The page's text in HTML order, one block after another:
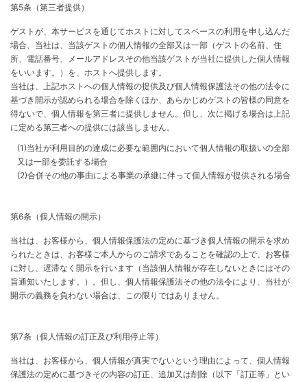
第5条（第三者提供）
ゲストが、本サービスを通じてホストに対してスペースの利用を申し込んだ
場合、当社は、当該ゲストの個人情報の全部又は一部（ゲストの名前、住
所、電話番号、メールアドレスその他当該ゲストが当社に提供した個人情報
をいいます。）を、ホストへ提供します。
当社は、上記ホストへの個人情報の提供及び個人情報保護法その他の法令に
基づき開示が認められる場合を除くほか、あらかじめゲストの皆様の同意を
得ないで、個人情報を第三者に提供しません。但し、次に掲げる場合は上記
に定める第三者への提供には該当しません。
(1)当社が利用目的の達成に必要な範囲内において個人情報の取扱いの全部
又は一部を委託する場合
(2)合併その他の事由による事業の承継に伴って個人情報が提供される場合
第6条（個人情報の開示）
当社は、お客様から、個人情報保護法の定めに基づき個人情報の開示を求め
られたときは、お客様ご本人からのご請求であることを確認の上で、お客様
に対し、遅滞なく開示を行います（当該個人情報が存在しないときにはその
旨通知いたします。）。但し、個人情報保護法その他の法令により、当社が
開示の義務を負わない場合は、この限りではありません。
第7条（個人情報の訂正及び利用停止等）
当社は、お客様から、個人情報が真実でないという理由によって、個人情報
保護法の定めに基づきその内容の訂正、追加又は削除（以下「訂正等」とい